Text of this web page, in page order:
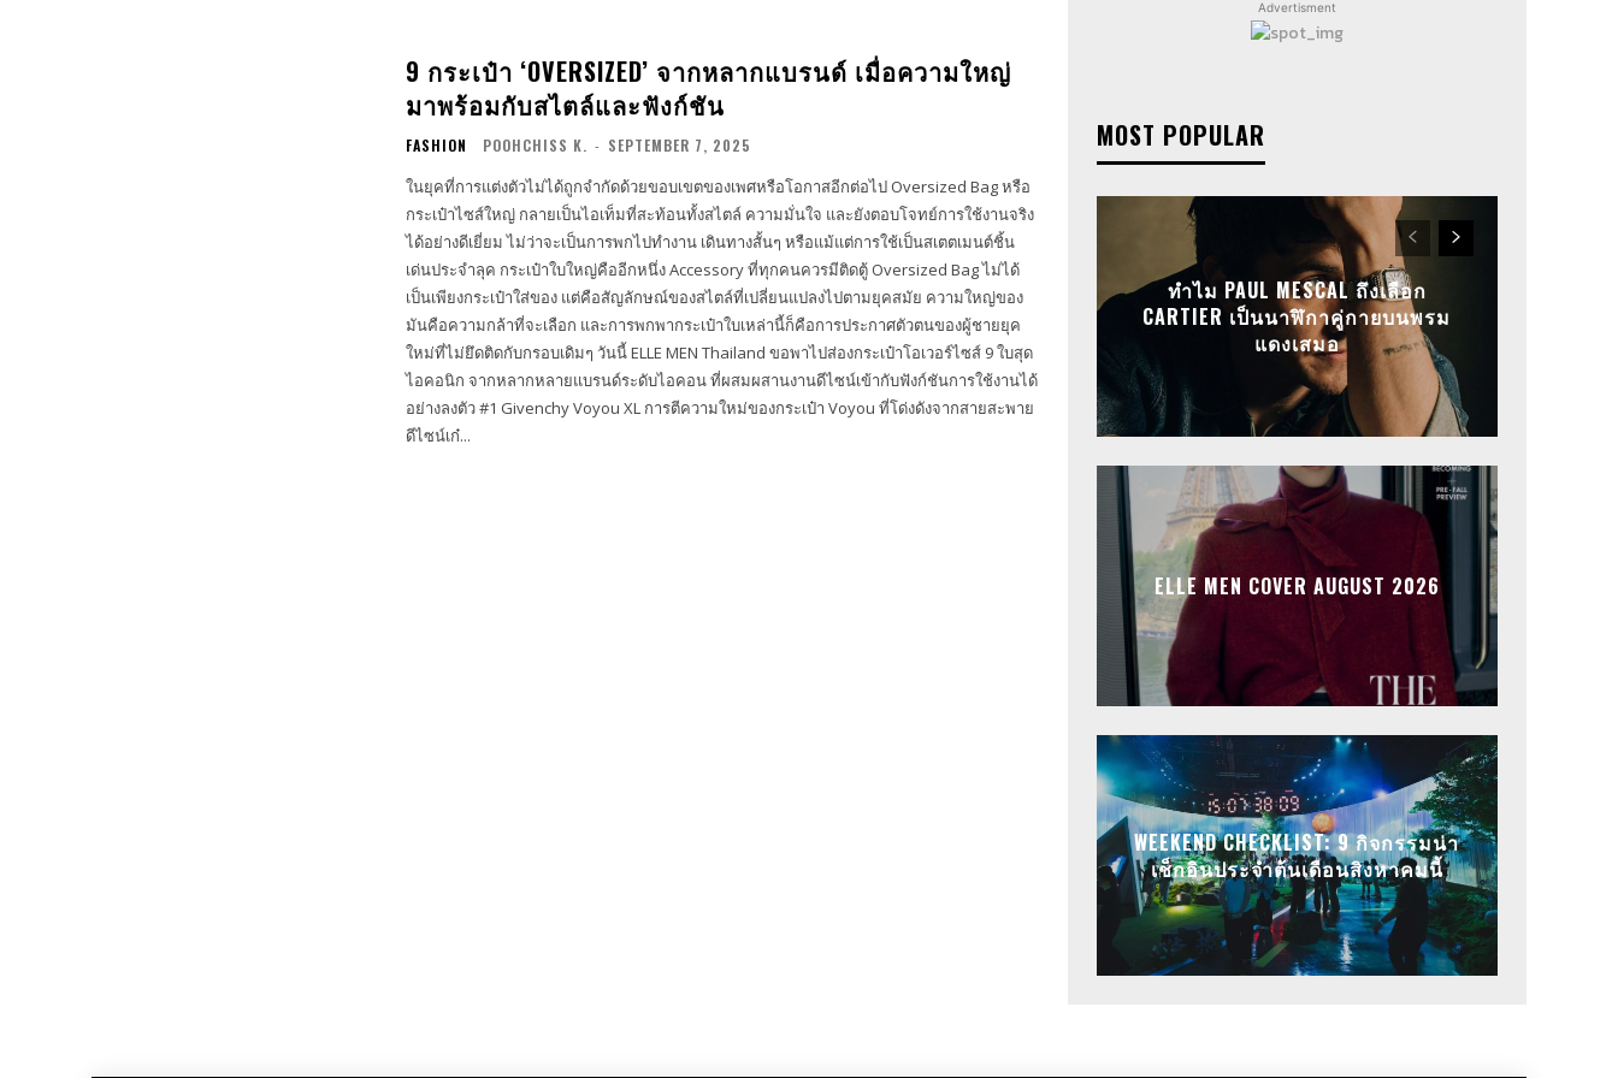
9 กระเป๋า ‘OVERSIZED’ จากหลากแบรนด์ เมื่อความใหญ่
มาพร้อมกับสไตล์และฟังก์ชัน
FASHION POOHCHISS K. - SEPTEMBER 7, 2025
ในยุคที่การแต่งตัวไม่ได้ถูกจำกัดด้วยขอบเขตของเพศหรือโอกาสอีกต่อไป Oversized Bag หรือ
กระเป๋าไซส์ใหญ่ กลายเป็นไอเท็มที่สะท้อนทั้งสไตล์ ความมั่นใจ และยังตอบโจทย์การใช้งานจริง
ได้อย่างดีเยี่ยม ไม่ว่าจะเป็นการพกไปทำงาน เดินทางสั้นๆ หรือแม้แต่การใช้เป็นสเตตเมนต์ชิ้น
เด่นประจำลุค กระเป๋าใบใหญ่คืออีกหนึ่ง Accessory ที่ทุกคนควรมีติดตู้ Oversized Bag ไม่ได้
เป็นเพียงกระเป๋าใส่ของ แต่คือสัญลักษณ์ของสไตล์ที่เปลี่ยนแปลงไปตามยุคสมัย ความใหญ่ของ
มันคือความกล้าที่จะเลือก และการพกพากระเป๋าใบเหล่านี้ก็คือการประกาศตัวตนของผู้ชายยุค
ใหม่ที่ไม่ยึดติดกับกรอบเดิมๆ วันนี้ ELLE MEN Thailand ขอพาไปส่องกระเป๋าโอเวอร์ไซส์ 9 ใบสุด
ไอคอนิก จากหลากหลายแบรนด์ระดับไอคอน ที่ผสมผสานงานดีไซน์เข้ากับฟังก์ชันการใช้งานได้
อย่างลงตัว #1 Givenchy Voyou XL การตีความใหม่ของกระเป๋า Voyou ที่โด่งดังจากสายสะพาย
ดีไซน์เก๋...
Advertisment
MOST POPULAR
ทำไม PAUL MESCAL ถึงเลือก
CARTIER เป็นนาฬิกาคู่กายบนพรม
แดงเสมอ
ELLE MEN COVER AUGUST 2026
WEEKEND CHECKLIST: 9 กิจกรรมน่า
เช็กอินประจำต้นเดือนสิงหาคมนี้